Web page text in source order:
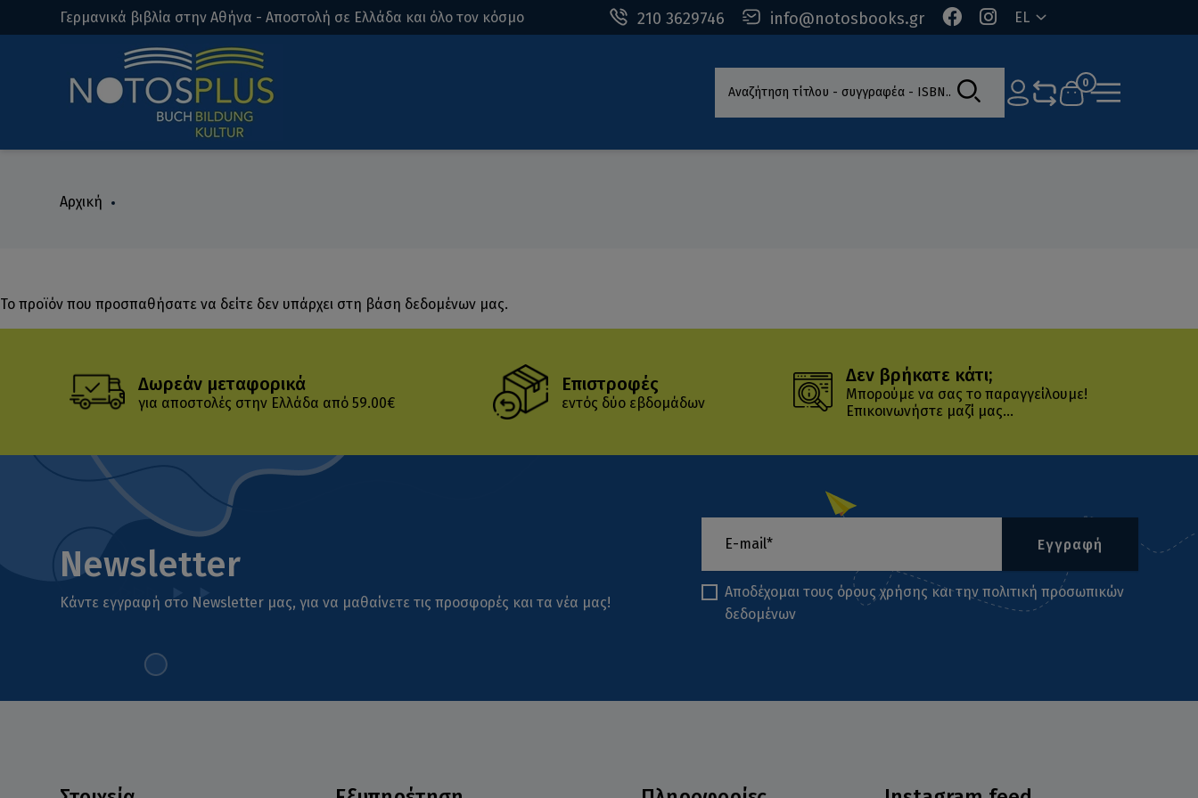
210 3629746 info@notosbooks.gr EL
Γερμανικά βιβλία στην Αθήνα - Αποστολή σε Ελλάδα και όλο τον κόσμο
Αναζήτηση τίτλου - συγγραφέα - ISBN 0
Αρχική
Το προϊόν που προσπαθήσατε να δείτε δεν υπάρχει στη βάση δεδομένων μας.
Δωρεάν μεταφορικά
για αποστολές στην Ελλάδα από 59.00€
Επιστροφές
εντός δύο εβδομάδων
Δεν βρήκατε κάτι;
Μπορούμε να σας το παραγγείλουμε!
Επικοινωνήστε μαζί μας...
Newsletter
Κάντε εγγραφή στο Newsletter μας, για να μαθαίνετε τις προσφορές και τα νέα μας!
Εγγραφή
Αποδέχομαι τους όρους χρήσης και την πολιτική προσωπικών
δεδομένων